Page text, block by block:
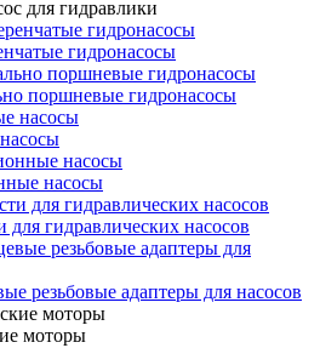
для гидравлики
гидронасосы
поршневые гидронасосы
насосы
для гидравлических насосов
резьбовые адаптеры для насосов
моторы